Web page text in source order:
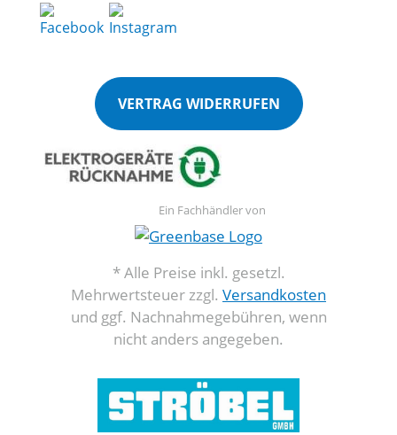
VERTRAG WIDERRUFEN
Ein Fachhändler von
* Alle Preise inkl. gesetzl.
Mehrwertsteuer zzgl. Versandkosten
und ggf. Nachnahmegebühren, wenn
nicht anders angegeben.